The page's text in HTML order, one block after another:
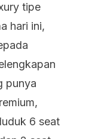
tipe
hari ini,
punya
6 seat